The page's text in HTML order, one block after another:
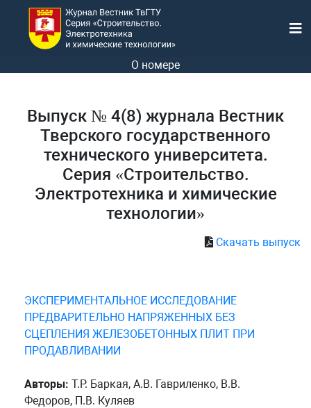
О номере
Выпуск № 4(8) журнала Вестник
Тверского государственного
технического университета.
Серия «Строительство.
Электротехника и химические
технологии»
Скачать выпуск
ЭКСПЕРИМЕНТАЛЬНОЕ ИССЛЕДОВАНИЕ
ПРЕДВАРИТЕЛЬНО НАПРЯЖЕННЫХ БЕЗ
СЦЕПЛЕНИЯ ЖЕЛЕЗОБЕТОННЫХ ПЛИТ ПРИ
ПРОДАВЛИВАНИИ
Авторы: Т.Р. Баркая, А.В. Гавриленко, В.В.
Федоров, П.В. Куляев